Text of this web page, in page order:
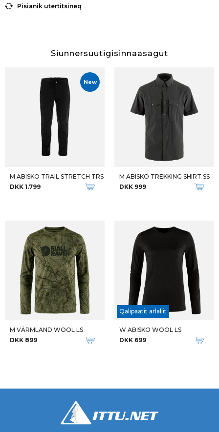
Pisianik utertitsineq
Siunnersuutigisinnaasagut
New
M ABISKO TRAIL STRETCH TRS
DKK 1.799
M ABISKO TREKKING SHIRT SS
DKK 999
M VÄRMLAND WOOL LS
DKK 899
Qalipaatit arlallit
W ABISKO WOOL LS
DKK 699